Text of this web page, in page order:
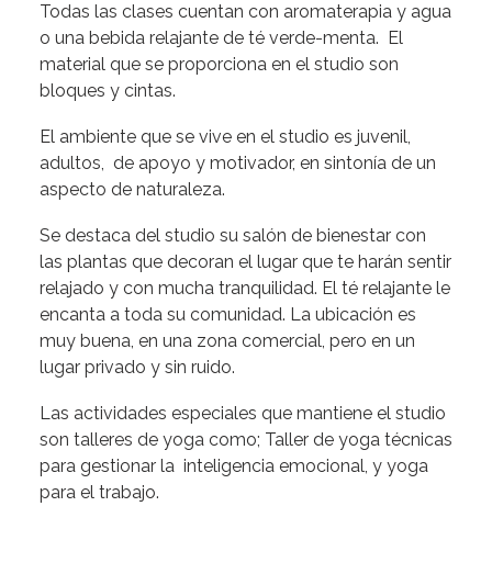
Todas las clases cuentan con aromaterapia y agua
o una bebida relajante de té verde-menta. El
material que se proporciona en el studio son
bloques y cintas.
El ambiente que se vive en el studio es juvenil,
adultos, de apoyo y motivador, en sintonía de un
aspecto de naturaleza.
Se destaca del studio su salón de bienestar con
las plantas que decoran el lugar que te harán sentir
relajado y con mucha tranquilidad. El té relajante le
encanta a toda su comunidad. La ubicación es
muy buena, en una zona comercial, pero en un
lugar privado y sin ruido.
Las actividades especiales que mantiene el studio
son talleres de yoga como; Taller de yoga técnicas
para gestionar la inteligencia emocional, y yoga
para el trabajo.